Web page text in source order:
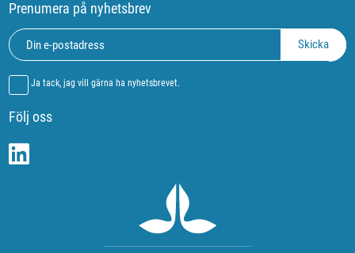
Prenumera på nyhetsbrev
Ja tack, jag vill gärna ha nyhetsbrevet.
Följ oss